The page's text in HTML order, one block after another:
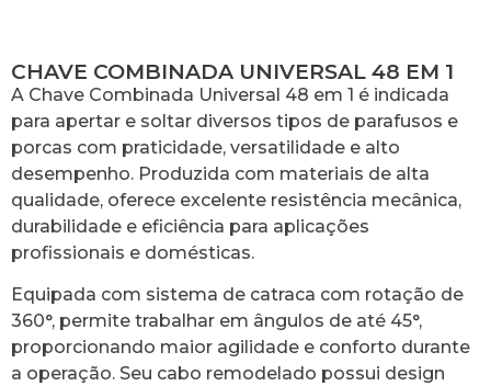
CHAVE COMBINADA UNIVERSAL 48 EM 1
A Chave Combinada Universal 48 em 1 é indicada
para apertar e soltar diversos tipos de parafusos e
porcas com praticidade, versatilidade e alto
desempenho. Produzida com materiais de alta
qualidade, oferece excelente resistência mecânica,
durabilidade e eficiência para aplicações
profissionais e domésticas.
Equipada com sistema de catraca com rotação de
360°, permite trabalhar em ângulos de até 45°,
proporcionando maior agilidade e conforto durante
a operação. Seu cabo remodelado possui design